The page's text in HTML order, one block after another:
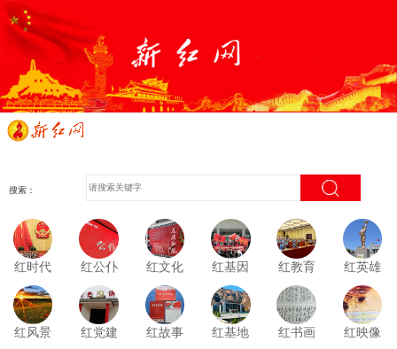
搜索：
红时代 红公仆 红文化 红基因 红教育 红英雄
红风景 红党建 红故事 红基地 红书画 红映像